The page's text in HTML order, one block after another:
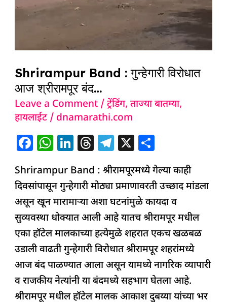
Shrirampur Band : गुन्हेगारी विरोधात
आज श्रीरामपूर बंद…
Leave a Comment /ट्रेंडिंग,ताज्या बातम्या,
हायलाईट/ dnamarathi.com
F
c
e
b
o
o
k
W
at
s
A
p
p
Li
k
e
dI
n
T
re
a
d
s
T
e
g
ra
m
X
h
ar
e
Shrirampur Band : श्रीरामपूरमध्ये गेल्या काही
दिवसांपासून गुन्हेगारी मोठ्या प्रमाणावरती उच्छाद मांडला
असून खून मारामाऱ्या अशा घटनांमुळे कायदा व
सुव्यवस्था धोक्यात आली आहे यातच श्रीरामपूर मधील
एका हॉटेल मालकाच्या हत्येमुळे शहरात एकच खळबळ
उडाली वाढती गुन्हेगारी विरोधात श्रीरामपूर शहरांमध्ये
आज बंद पाळण्यात आला असून यामध्ये नागरिक व्यापारी
व राजकीय नेत्यांनी या बंदमध्ये सहभाग घेतला आहे.
श्रीरामपूर मधील हॉटेल मालक आकाश दुबय्या यांच्या भर